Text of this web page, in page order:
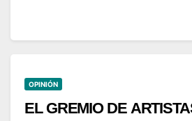
OPINIÓN
EL GREMIO DE